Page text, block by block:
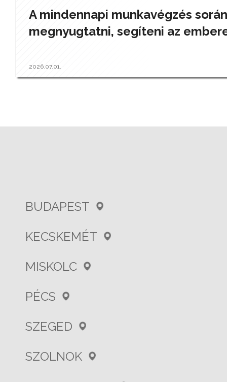
A mindennapi munkavégzés
megnyugtatni, segíteni az
2026.07.01.
BUDAPEST
KECSKEMÉT
MISKOLC
PÉCS
SZEGED
SZOLNOK